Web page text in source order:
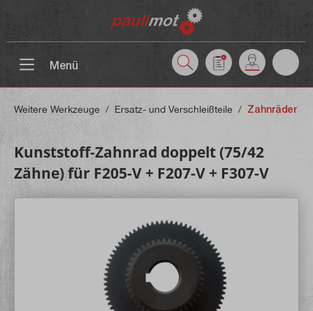
Menü
Weitere Werkzeuge / Ersatz- und Verschleißteile / Zahnräder
Kunststoff-Zahnrad doppelt (75/42
Zähne) für F205-V + F207-V + F307-V